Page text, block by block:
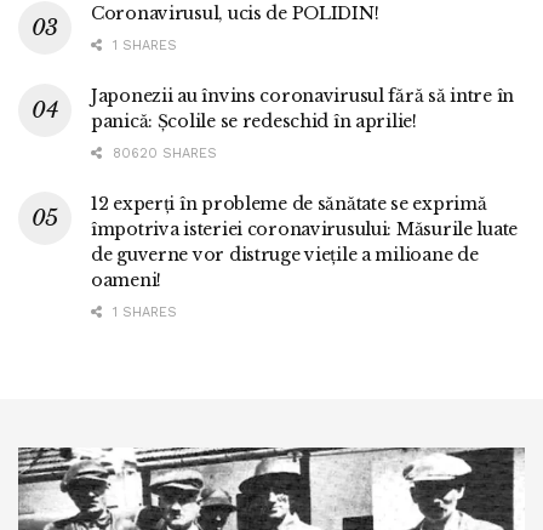
Coronavirusul, ucis de POLIDIN!
1 SHARES
Japonezii au învins coronavirusul fără să intre în
panică: Școlile se redeschid în aprilie!
80620 SHARES
12 experți în probleme de sănătate se exprimă
împotriva isteriei coronavirusului: Măsurile luate
de guverne vor distruge viețile a milioane de
oameni!
1 SHARES